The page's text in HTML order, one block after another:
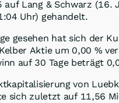
auf Lang & Schwarz (16.
Uhr) gehandelt.
gesehen hat sich der
Aktie um0,00 %
auf 30 Tage beträgt
von
sich zuletzt auf 11,56